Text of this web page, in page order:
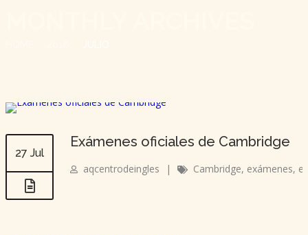
27 Jul
Exámenes oficiales de Cambridge
aqcentrodeingles | Cambridge, exámenes,